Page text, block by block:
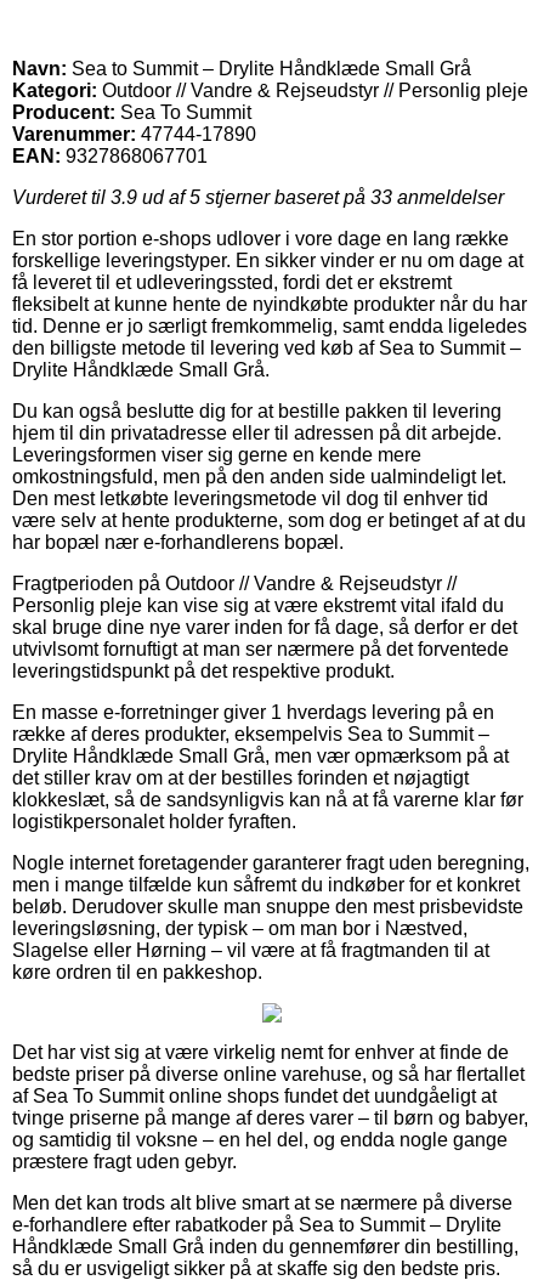
Navn: Sea to Summit – Drylite Håndklæde Small Grå
Kategori: Outdoor // Vandre & Rejseudstyr // Personlig pleje
Producent: Sea To Summit
Varenummer: 47744-17890
EAN: 9327868067701
Vurderet til 3.9 ud af 5 stjerner baseret på 33 anmeldelser
En stor portion e-shops udlover i vore dage en lang række
forskellige leveringstyper. En sikker vinder er nu om dage at
få leveret til et udleveringssted, fordi det er ekstremt
fleksibelt at kunne hente de nyindkøbte produkter når du har
tid. Denne er jo særligt fremkommelig, samt endda ligeledes
den billigste metode til levering ved køb af Sea to Summit –
Drylite Håndklæde Small Grå.
Du kan også beslutte dig for at bestille pakken til levering
hjem til din privatadresse eller til adressen på dit arbejde.
Leveringsformen viser sig gerne en kende mere
omkostningsfuld, men på den anden side ualmindeligt let.
Den mest letkøbte leveringsmetode vil dog til enhver tid
være selv at hente produkterne, som dog er betinget af at du
har bopæl nær e-forhandlerens bopæl.
Fragtperioden på Outdoor // Vandre & Rejseudstyr //
Personlig pleje kan vise sig at være ekstremt vital ifald du
skal bruge dine nye varer inden for få dage, så derfor er det
utvivlsomt fornuftigt at man ser nærmere på det forventede
leveringstidspunkt på det respektive produkt.
En masse e-forretninger giver 1 hverdags levering på en
række af deres produkter, eksempelvis Sea to Summit –
Drylite Håndklæde Small Grå, men vær opmærksom på at
det stiller krav om at der bestilles forinden et nøjagtigt
klokkeslæt, så de sandsynligvis kan nå at få varerne klar før
logistikpersonalet holder fyraften.
Nogle internet foretagender garanterer fragt uden beregning,
men i mange tilfælde kun såfremt du indkøber for et konkret
beløb. Derudover skulle man snuppe den mest prisbevidste
leveringsløsning, der typisk – om man bor i Næstved,
Slagelse eller Hørning – vil være at få fragtmanden til at
køre ordren til en pakkeshop.
Det har vist sig at være virkelig nemt for enhver at finde de
bedste priser på diverse online varehuse, og så har flertallet
af Sea To Summit online shops fundet det uundgåeligt at
tvinge priserne på mange af deres varer – til børn og babyer,
og samtidig til voksne – en hel del, og endda nogle gange
præstere fragt uden gebyr.
Men det kan trods alt blive smart at se nærmere på diverse
e-forhandlere efter rabatkoder på Sea to Summit – Drylite
Håndklæde Small Grå inden du gennemfører din bestilling,
så du er usvigeligt sikker på at skaffe sig den bedste pris.